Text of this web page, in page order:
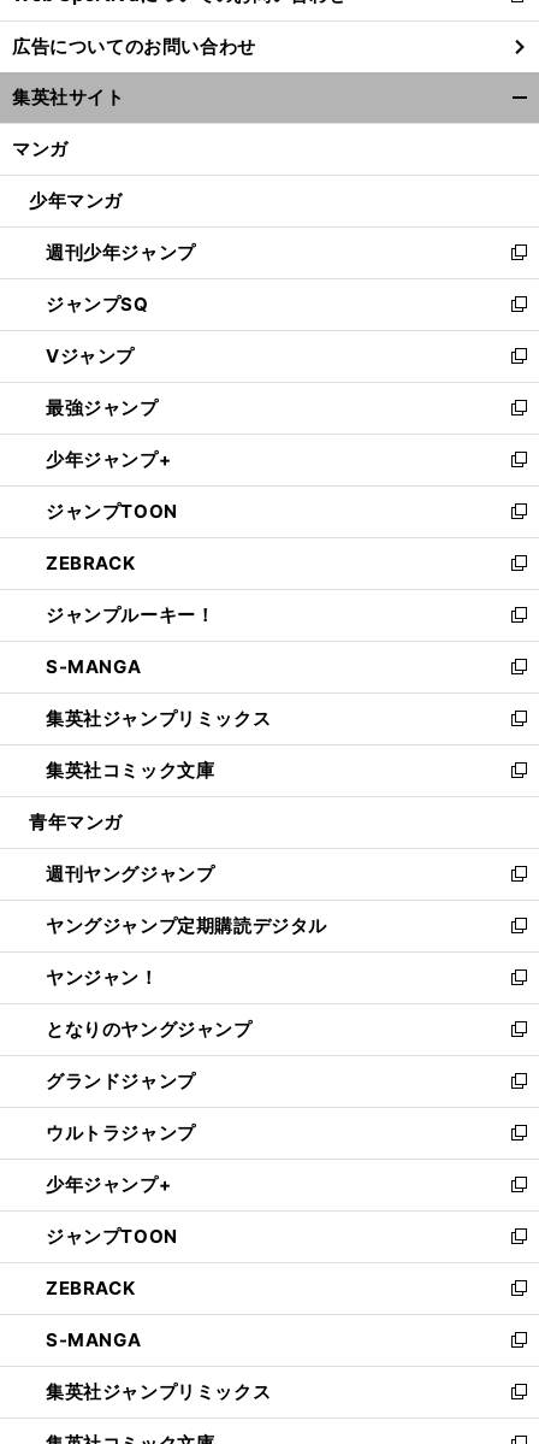
小
、
、
.
.
.
し
い
ウ
ィ
ン
ウ
開
く
広告についてのお問い合わせ
集英社サイト
マンガ
少年マンガ
週刊少年ジャンプ
新
し
い
ウ
ィ
ン
ド
ウ
で
開
く
ジャンプSQ
新
し
い
ウ
ィ
ン
ド
ウ
で
開
く
Vジャンプ
新
し
い
ウ
ィ
ン
ド
ウ
で
開
く
最強ジャンプ
新
し
い
ウ
ィ
ン
ド
ウ
で
開
く
少年ジャンプ+
新
し
い
ウ
ィ
ン
ド
ウ
で
開
く
ジャンプTOON
新
し
い
ウ
ィ
ン
ド
ウ
で
開
く
ZEBRACK
新
し
い
ウ
ィ
ン
ド
ウ
で
開
ジャンプルーキー！
新
し
い
ウ
ィ
ン
ド
ウ
開
く
S-MANGA
新
し
い
ウ
ィ
ン
ウ
で
開
く
集英社ジャンプリミックス
新
し
い
ウ
ン
ド
ウ
で
開
く
集英社コミック文庫
新
し
ウ
ィ
ン
ド
ウ
で
開
く
青年マンガ
週刊ヤングジャンプ
新
し
い
ウ
ィ
ン
ド
ウ
で
開
く
ヤングジャンプ定期購読デジタル
新
し
い
ウ
ィ
ン
ド
ウ
で
開
く
ヤンジャン！
新
し
い
ウ
ィ
ン
ド
ウ
で
開
く
となりのヤングジャンプ
新
し
い
ウ
ィ
ン
ド
ウ
で
開
く
グランドジャンプ
新
し
い
ウ
ィ
ン
ド
ウ
で
開
く
ウルトラジャンプ
新
し
い
ウ
ィ
ン
ド
ウ
で
開
く
少年ジャンプ+
新
し
い
ウ
ィ
ン
ド
ウ
で
開
ジャンプTOON
新
し
い
ウ
ィ
ン
ド
ウ
ZEBRACK
新
し
い
ウ
ィ
ン
S-MANGA
新
し
い
ウ
集英社ジャンプリミックス
新
し